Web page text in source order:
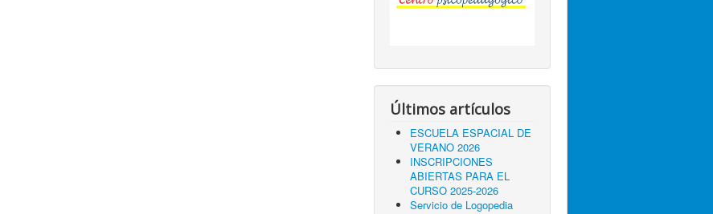
Últimos artículos
ESCUELA ESPACIAL DE
VERANO 2026
INSCRIPCIONES
ABIERTAS PARA EL
CURSO 2025-2026
Servicio de Logopedia